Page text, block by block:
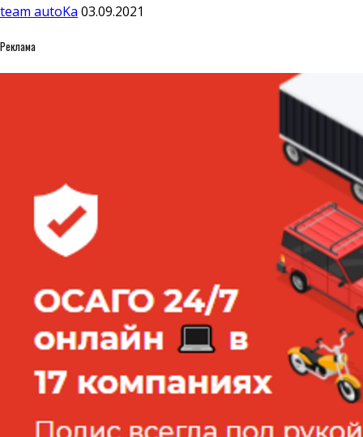
team autoKa 03.09.2021
Реклама